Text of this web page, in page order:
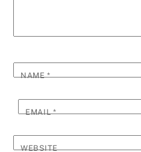
NAME*
EMAIL*
WEBSITE